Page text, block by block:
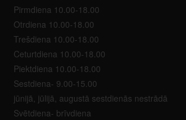
Pirmdiena 10.00-18.00
Otrdiena 10.00-18.00
Trešdiena 10.00-18.00
Ceturtdiena 10.00-18.00
Piektdiena 10.00-18.00
Sestdiena- 9.00-15.00
jūnijā, jūlijā, augustā sestdienās nestrādā
Svētdiena- brīvdiena